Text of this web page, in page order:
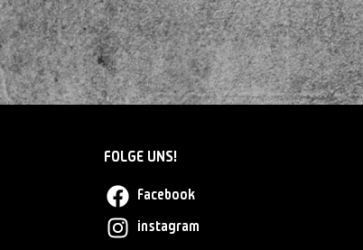
FOLGE UNS!
Facebook
instagram